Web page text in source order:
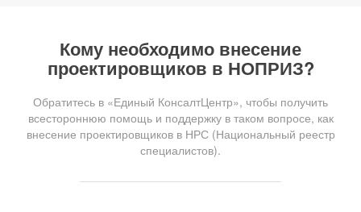
Кому необходимо внесение
проектировщиков в НОПРИЗ?
Обратитесь в «Единый КонсалтЦентр», чтобы получить
всестороннюю помощь и поддержку в таком вопросе, как
внесение проектировщиков в НРС (Национальный реестр
специалистов).